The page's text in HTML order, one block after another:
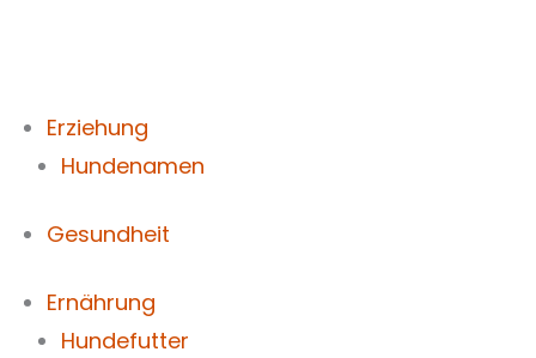
Erziehung
Hundenamen
Gesundheit
Ernährung
Hundefutter